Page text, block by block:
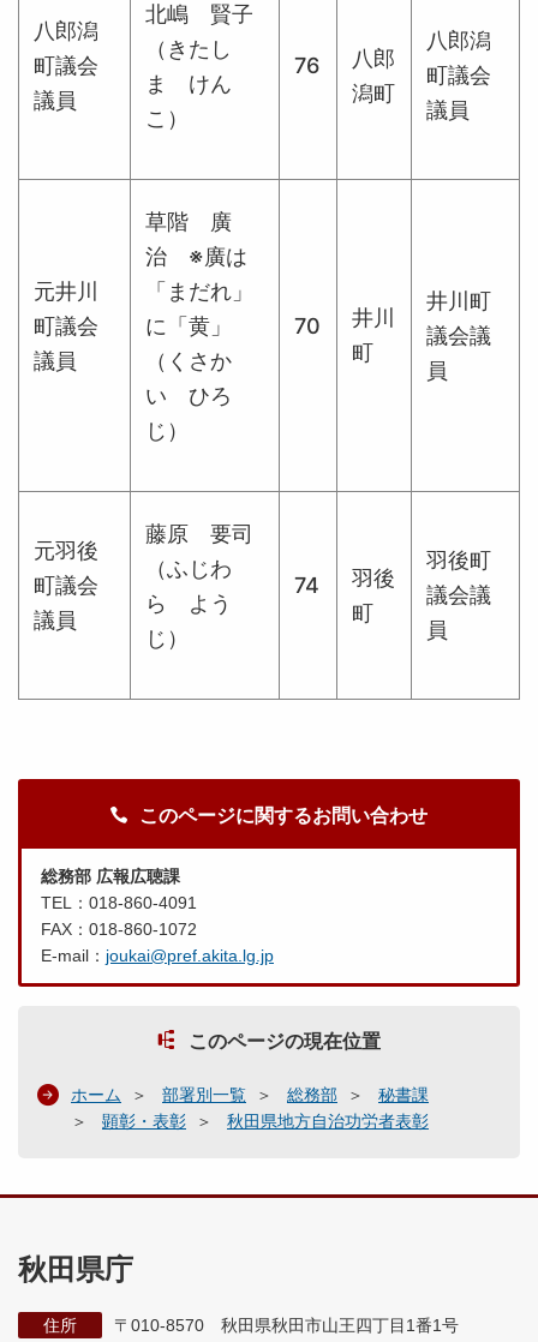
八郎潟
町議会
議員
北嶋 賢子
（きたし
ま けん
こ）
76
八郎
潟町
八郎潟
町議会
議員
元井川
町議会
議員
草階 廣
治 ※廣は
「まだれ」
に「黄」
（くさか
い ひろ
じ）
70
井川
町
井川町
議会議
員
元羽後
町議会
議員
藤原 要司
（ふじわ
ら よう
じ）
74
羽後
町
羽後町
議会議
員
このページに関するお問い合わせ
総務部 広報広聴課
TEL：018-860-4091
FAX：018-860-1072
E-mail： joukai@pref.akita.lg.jp
このページの現在位置
ホーム 部署別一覧 総務部
秘書課
顕彰・表彰
秋田県地方自治功労者表彰
秋田県庁
住所
〒010-8570 秋田県秋田市山王四丁目1番1号